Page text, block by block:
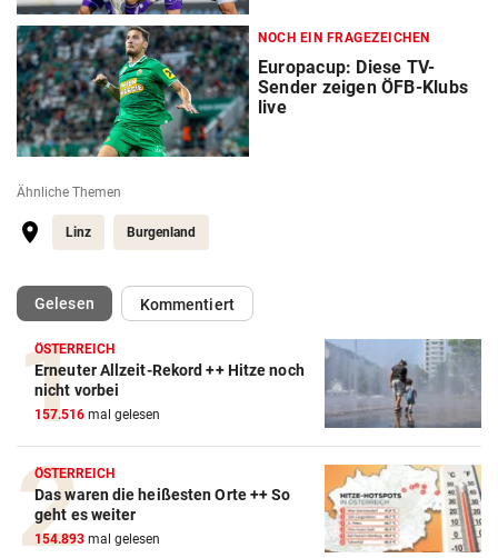
NOCH EIN FRAGEZEICHEN
Europacup: Diese TV-
Sender zeigen ÖFB-Klubs
live
Ähnliche Themen
Linz Burgenland
Gelesen(ausgewählt)Kommentiert
ÖSTERREICH
Erneuter Allzeit-Rekord ++ Hitze noch
nicht vorbei
157.516 mal gelesen
ÖSTERREICH
Das waren die heißesten Orte ++ So
geht es weiter
154.893 mal gelesen
Action-Cam Vergleich
ZUM VERGLEICH
Crosstrainer Vergleich
ZUM VERGLEICH
E-Bike Vergleich